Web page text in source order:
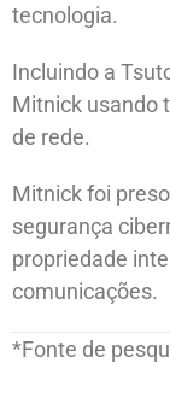
tecnologia.
Incluindo a
Mitnick usando
de rede.
Mitnick foi
segurança
propriedade
comunicações.
*Fonte de